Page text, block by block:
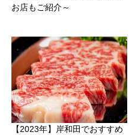
お店もご紹介～
【2023年】岸和田でおすすめ